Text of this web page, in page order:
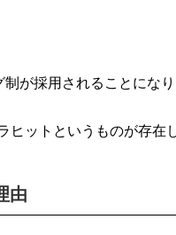
が採用されることになり
ットというものが存在
由